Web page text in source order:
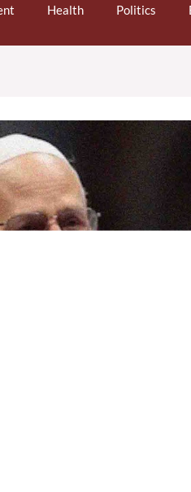
Health Politics